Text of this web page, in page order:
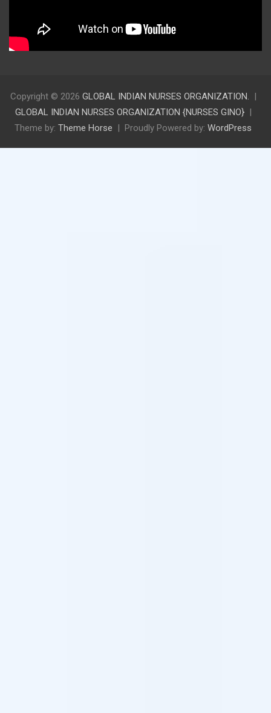
Copyright © 2026 GLOBAL INDIAN NURSES ORGANIZATION.
GLOBAL INDIAN NURSES ORGANIZATION {NURSES GINO}
Theme by: Theme Horse Proudly Powered by: WordPress